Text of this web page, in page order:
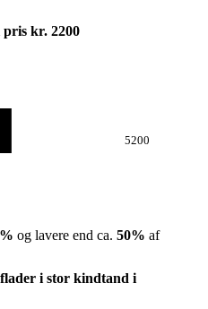
kr. 2200
5200
% og lavere end ca. 50% af
i stor kindtand i